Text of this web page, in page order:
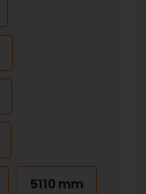
5110 mm